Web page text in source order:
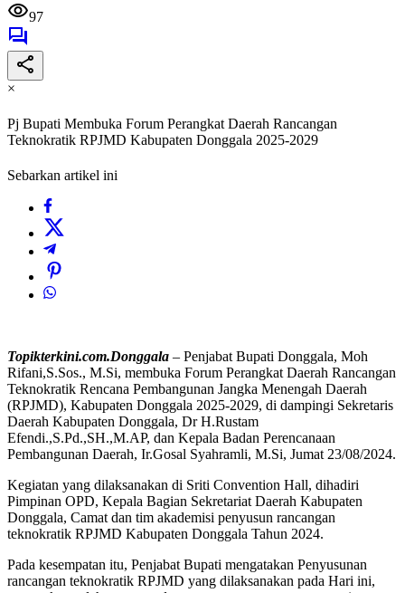
97
×
Pj Bupati Membuka Forum Perangkat Daerah Rancangan
Teknokratik RPJMD Kabupaten Donggala 2025-2029
Sebarkan artikel ini
Topikterkini.com.Donggala – Penjabat Bupati Donggala, Moh
Rifani,S.Sos., M.Si, membuka Forum Perangkat Daerah Rancangan
Teknokratik Rencana Pembangunan Jangka Menengah Daerah
(RPJMD), Kabupaten Donggala 2025-2029, di dampingi Sekretaris
Daerah Kabupaten Donggala, Dr H.Rustam
Efendi.,S.Pd.,SH.,M.AP, dan Kepala Badan Perencanaan
Pembangunan Daerah, Ir.Gosal Syahramli, M.Si, Jumat 23/08/2024.
Kegiatan yang dilaksanakan di Sriti Convention Hall, dihadiri
Pimpinan OPD, Kepala Bagian Sekretariat Daerah Kabupaten
Donggala, Camat dan tim akademisi penyusun rancangan
teknokratik RPJMD Kabupaten Donggala Tahun 2024.
Pada kesempatan itu, Penjabat Bupati mengatakan Penyusunan
rancangan teknokratik RPJMD yang dilaksanakan pada Hari ini,